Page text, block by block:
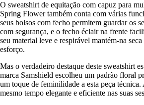
O sweatshirt de equitação com capuz para
Spring Flower também conta com várias
seus bolsos com fecho permitem guardar os
com segurança, e o fecho éclair na frente
seu material leve e respirável mantém-na
esforço.
Mas o verdadeiro destaque deste sweatshirt
marca Samshield escolheu um padrão floral
um toque de feminilidade a esta peça técnica.
mesmo tempo elegante e eficiente nas suas